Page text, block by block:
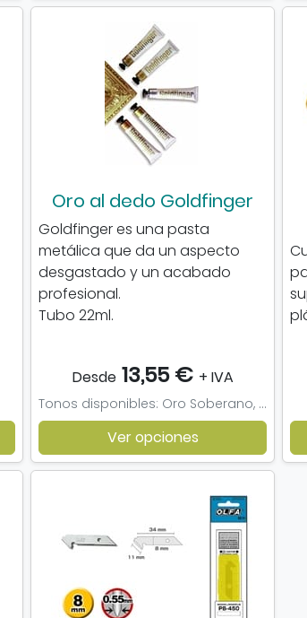
Oro al dedo Goldfinger
Goldfinger es una pasta
metálica que da un aspecto
desgastado y un acabado
profesional.
Tubo 22ml.
Desde 13,55 € + IVA
Tonos disponibles: Oro Soberano, Oro Antiguo, Plata, Oro Griego, Cobre
Ver opciones